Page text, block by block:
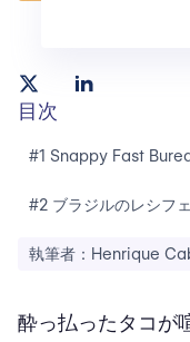
目次
#1 Snappy Fast
#2 ブラジルのレシフ
執筆者：Henrique
酔っ払ったタコが